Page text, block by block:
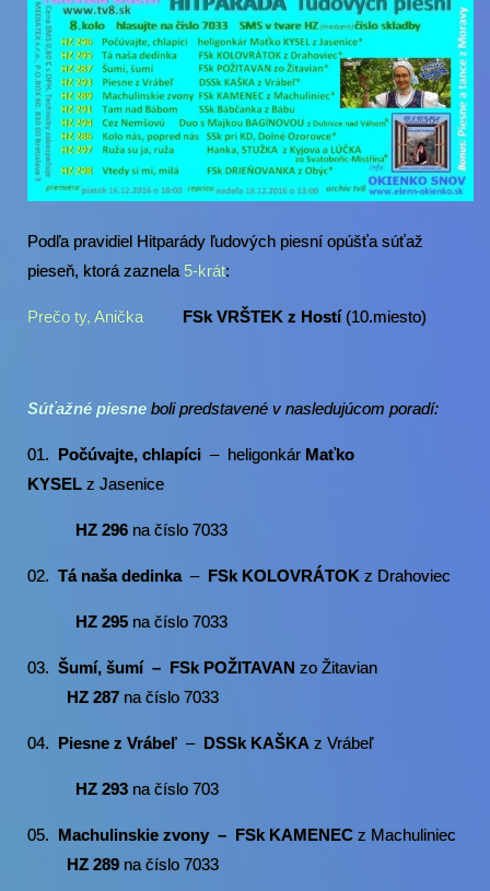
Podľa pravidiel Hitparády ľudových piesní opúšťa súťaž
pieseň, ktorá zaznela 5-krát:
Prečo ty, Anička FSk VRŠTEK z Hostí(10.miesto)
Súťažné piesne boli predstavené v nasledujúcom poradí:
01. Počúvajte, chlapíci – heligonkár Maťko
KYSEL z Jasenice
HZ 296 na číslo 7033
02. Tá naša dedinka – FSk KOLOVRÁTOK z Drahoviec
HZ 295 na číslo 7033
03. Šumí, šumí – FSk POŽITAVAN zo Žitavian
HZ 287 na číslo 7033
04. Piesne z Vrábeľ – DSSk KAŠKA z Vrábeľ
HZ 293 na číslo 703
05. Machulinskie zvony – FSk KAMENEC z Machuliniec
HZ 289 na číslo 7033